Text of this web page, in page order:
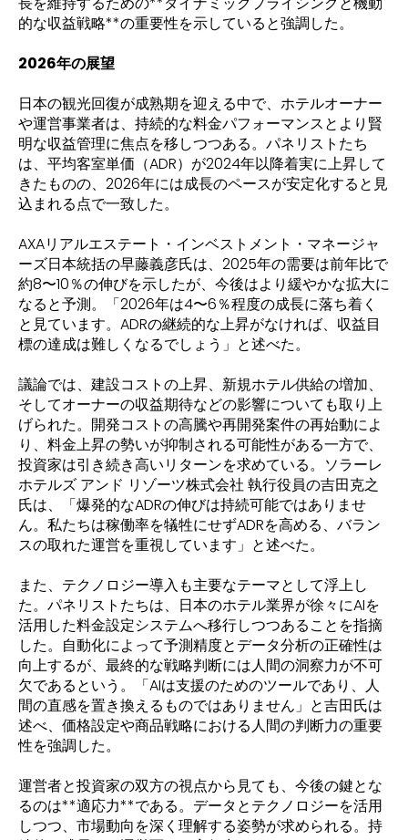
的な収益戦略**の重要性を示していると強調した。
2026年の展望
日本の観光回復が成熟期を迎える中で、ホテルオーナー
や運営事業者は、持続的な料金パフォーマンスとより賢
明な収益管理に焦点を移しつつある。パネリストたち
は、平均客室単価（ADR）が2024年以降着実に上昇して
きたものの、2026年には成長のペースが安定化すると見
込まれる点で一致した。
AXAリアルエステート・インベストメント・マネージャ
ーズ日本統括の早藤義彦氏は、2025年の需要は前年比で
約8〜10％の伸びを示したが、今後はより緩やかな拡大に
なると予測。「2026年は4〜6％程度の成長に落ち着く
と見ています。ADRの継続的な上昇がなければ、収益目
標の達成は難しくなるでしょう」と述べた。
議論では、建設コストの上昇、新規ホテル供給の増加、
そしてオーナーの収益期待などの影響についても取り上
げられた。開発コストの高騰や再開発案件の再始動によ
り、料金上昇の勢いが抑制される可能性がある一方で、
投資家は引き続き高いリターンを求めている。ソラーレ
ホテルズ アンド リゾーツ株式会社 執行役員の吉田克之
氏は、「爆発的なADRの伸びは持続可能ではありませ
ん。私たちは稼働率を犠牲にせずADRを高める、バラン
スの取れた運営を重視しています」と述べた。
また、テクノロジー導入も主要なテーマとして浮上し
た。パネリストたちは、日本のホテル業界が徐々にAIを
活用した料金設定システムへ移行しつつあることを指摘
した。自動化によって予測精度とデータ分析の正確性は
向上するが、最終的な戦略判断には人間の洞察力が不可
欠であるという。「AIは支援のためのツールであり、人
間の直感を置き換えるものではありません」と吉田氏は
述べ、価格設定や商品戦略における人間の判断力の重要
性を強調した。
運営者と投資家の双方の視点から見ても、今後の鍵とな
るのは**適応力**である。データとテクノロジーを活用
しつつ、市場動向を深く理解する姿勢が求められる。持